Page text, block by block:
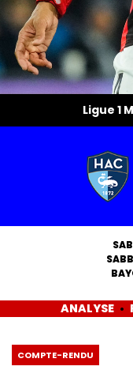
Ligue 1
ANALYSE
COMPTE-RENDU